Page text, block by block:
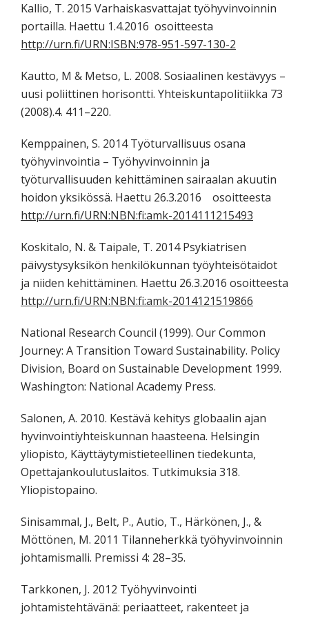
Kallio, T. 2015 Varhaiskasvattajat työhyvinvoinnin
portailla. Haettu 1.4.2016 osoitteesta
http://urn.fi/URN:ISBN:978-951-597-130-2
Kautto, M & Metso, L. 2008. Sosiaalinen kestävyys –
uusi poliittinen horisontti. Yhteiskuntapolitiikka 73
(2008).4. 411–220.
Kemppainen, S. 2014 Työturvallisuus osana
työhyvinvointia – Työhyvinvoinnin ja
työturvallisuuden kehittäminen sairaalan akuutin
hoidon yksikössä. Haettu 26.3.2016 osoitteesta
http://urn.fi/URN:NBN:fi:amk-2014111215493
Koskitalo, N. & Taipale, T. 2014 Psykiatrisen
päivystysyksikön henkilökunnan työyhteisötaidot
ja niiden kehittäminen. Haettu 26.3.2016 osoitteesta
http://urn.fi/URN:NBN:fi:amk-2014121519866
National Research Council (1999). Our Common
Journey: A Transition Toward Sustainability. Policy
Division, Board on Sustainable Development 1999.
Washington: National Academy Press.
Salonen, A. 2010. Kestävä kehitys globaalin ajan
hyvinvointiyhteiskunnan haasteena. Helsingin
yliopisto, Käyttäytymistieteellinen tiedekunta,
Opettajankoulutuslaitos. Tutkimuksia 318.
Yliopistopaino.
Sinisammal, J., Belt, P., Autio, T., Härkönen, J., &
Möttönen, M. 2011 Tilanneherkkä työhyvinvoinnin
johtamismalli. Premissi 4: 28–35.
Tarkkonen, J. 2012 Työhyvinvointi
johtamistehtävänä: periaatteet, rakenteet ja